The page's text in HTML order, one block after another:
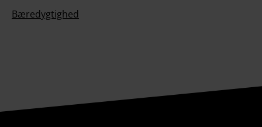
Bæredygtighed